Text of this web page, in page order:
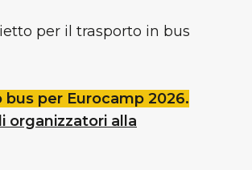
per il trasporto in bus
bus per Eurocamp 2026.
organizzatori alla